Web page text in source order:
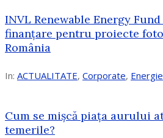
INVL Renewable Energy
finanțare pentru proiecte
România
In: ACTUALITATE, Corporate, Energie
Cum se mișcă piața aurului
temerile?